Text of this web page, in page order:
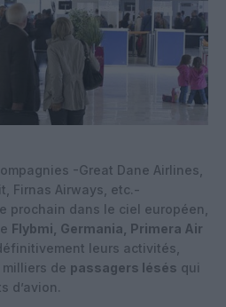
-Great Dane Airlines,
Firnas Airways, etc.-
prochain dans le ciel européen,
Flybmi, Germania, Primera Air
leurs activités,
de passagers lésés qui
d’avion.